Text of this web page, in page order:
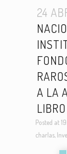
24
A LA
LIBRO
Posted at
charlas,